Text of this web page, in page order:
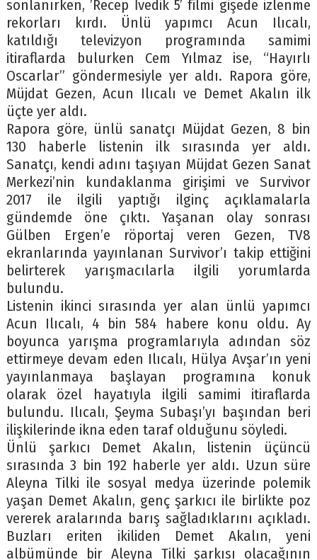
sonlanırken, ’Recep İvedik 5’ filmi gişede izlenme
rekorları kırdı. Ünlü yapımcı Acun Ilıcalı,
katıldığı televizyon programında samimi
itiraflarda bulurken Cem Yılmaz ise, “Hayırlı
Oscarlar” göndermesiyle yer aldı. Rapora göre,
Müjdat Gezen, Acun Ilıcalı ve Demet Akalın ilk
üçte yer aldı.
Rapora göre, ünlü sanatçı Müjdat Gezen, 8 bin
130 haberle listenin ilk sırasında yer aldı.
Sanatçı, kendi adını taşıyan Müjdat Gezen Sanat
Merkezi’nin kundaklanma girişimi ve Survivor
2017 ile ilgili yaptığı ilginç açıklamalarla
gündemde öne çıktı. Yaşanan olay sonrası
Gülben Ergen’e röportaj veren Gezen, TV8
ekranlarında yayınlanan Survivor’ı takip ettiğini
belirterek yarışmacılarla ilgili yorumlarda
bulundu.
Listenin ikinci sırasında yer alan ünlü yapımcı
Acun Ilıcalı, 4 bin 584 habere konu oldu. Ay
boyunca yarışma programlarıyla adından söz
ettirmeye devam eden Ilıcalı, Hülya Avşar’ın yeni
yayınlanmaya başlayan programına konuk
olarak özel hayatıyla ilgili samimi itiraflarda
bulundu. Ilıcalı, Şeyma Subaşı’yı başından beri
ilişkilerinde ikna eden taraf olduğunu söyledi.
Ünlü şarkıcı Demet Akalın, listenin üçüncü
sırasında 3 bin 192 haberle yer aldı. Uzun süre
Aleyna Tilki ile sosyal medya üzerinde polemik
yaşan Demet Akalın, genç şarkıcı ile birlikte poz
vererek aralarında barış sağladıklarını açıkladı.
Buzları eriten ikiliden Demet Akalın, yeni
albümünde bir Aleyna Tilki şarkısı olacağının